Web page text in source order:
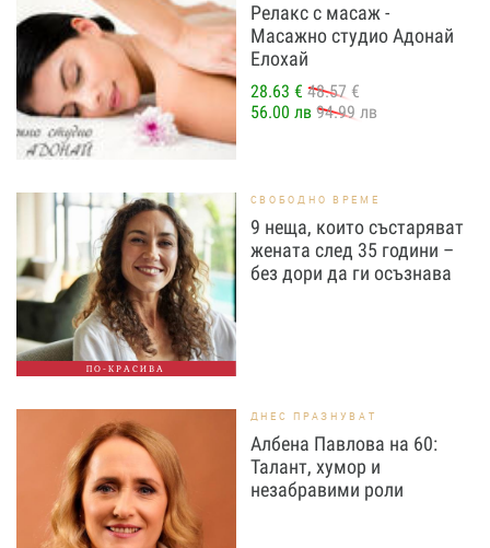
Релакс с масаж -
Масажно студио Адонай
Елохай
28.63 € 48.57 €
56.00 лв 94.99 лв
ПО-КРАСИВА
СВОБОДНО ВРЕМЕ
9 неща, които състаряват
жената след 35 години –
без дори да ги осъзнава
ДНЕС ПРАЗНУВАТ
Албена Павлова на 60:
Талант, хумор и
незабравими роли